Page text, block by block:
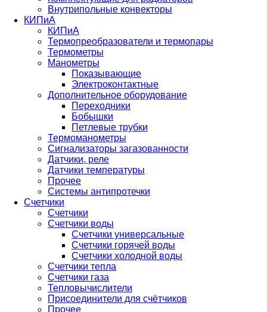
Внутрипольные конвекторы
КИПиА
КИПиА
Термопреобразователи и термопары
Термометры
Манометры
Показывающие
Электроконтактные
Дополнительное оборудование
Переходники
Бобышки
Петлевые трубки
Термоманометры
Сигнализаторы загазованности
Датчики, реле
Датчики температуры
Прочее
Системы антипротечки
Счетчики
Счетчики
Счетчики воды
Счетчики универсальные
Счетчики горячей воды
Счетчики холодной воды
Счетчики тепла
Счетчики газа
Тепловычислители
Присоединители для счётчиков
Прочее